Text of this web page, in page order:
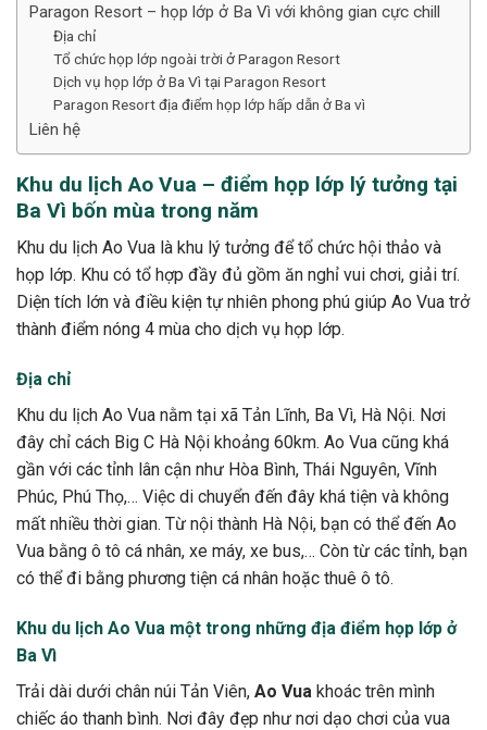
Paragon Resort – họp lớp ở Ba Vì với không gian cực chill
Địa chỉ
Tổ chức họp lớp ngoài trời ở Paragon Resort
Dịch vụ họp lớp ở Ba Vì tại Paragon Resort
Paragon Resort địa điểm họp lớp hấp dẫn ở Ba vì
Liên hệ
Khu du lịch Ao Vua – điểm họp lớp lý tưởng tại
Ba Vì bốn mùa trong năm
Khu du lịch Ao Vua là khu lý tưởng để tổ chức hội thảo và
họp lớp. Khu có tổ hợp đầy đủ gồm ăn nghỉ vui chơi, giải trí.
Diện tích lớn và điều kiện tự nhiên phong phú giúp Ao Vua trở
thành điểm nóng 4 mùa cho dịch vụ họp lớp.
Địa chỉ
Khu du lịch Ao Vua nằm tại xã Tản Lĩnh, Ba Vì, Hà Nội. Nơi
đây chỉ cách Big C Hà Nội khoảng 60km. Ao Vua cũng khá
gần với các tỉnh lân cận như Hòa Bình, Thái Nguyên, Vĩnh
Phúc, Phú Thọ,… Việc di chuyển đến đây khá tiện và không
mất nhiều thời gian. Từ nội thành Hà Nội, bạn có thể đến Ao
Vua bằng ô tô cá nhân, xe máy, xe bus,… Còn từ các tỉnh, bạn
có thể đi bằng phương tiện cá nhân hoặc thuê ô tô.
Khu du lịch Ao Vua một trong những địa điểm họp lớp ở
Ba Vì
Trải dài dưới chân núi Tản Viên, Ao Vua khoác trên mình
chiếc áo thanh bình. Nơi đây đẹp như nơi dạo chơi của vua